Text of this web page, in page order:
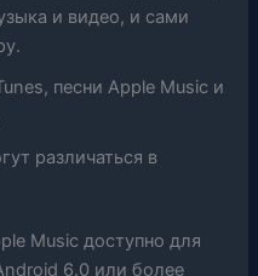
и видео, и сами
песни Apple Music и
различаться в
Music доступно для
6.0 или более